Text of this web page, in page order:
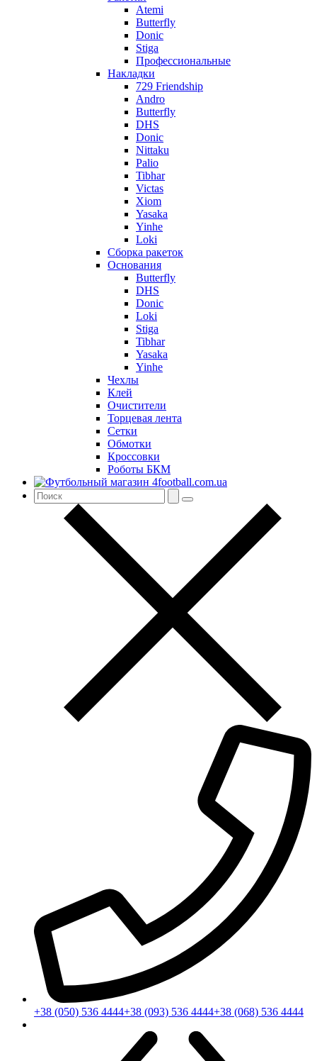
Atemi
Butterfly
Donic
Stiga
Профессиональные
Накладки
729 Friendship
Andro
Butterfly
DHS
Donic
Nittaku
Palio
Tibhar
Victas
Xiom
Yasaka
Yinhe
Loki
Сборка ракеток
Основания
Butterfly
DHS
Donic
Loki
Stiga
Tibhar
Yasaka
Yinhe
Чехлы
Клей
Очистители
Торцевая лента
Сетки
Обмотки
Кроссовки
Роботы БКМ
+38 (050) 536 4444+38 (093) 536 4444+38 (068) 536 4444